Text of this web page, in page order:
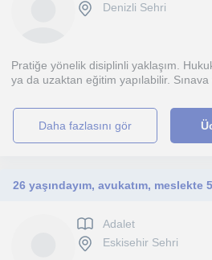
Denizli Sehri
Pratiğe yönelik disiplinli yaklaşım.
ya da uzaktan eğitim yapılabilir. Sınava
daha fazlasını gör
Adalet
Eskisehir Sehri